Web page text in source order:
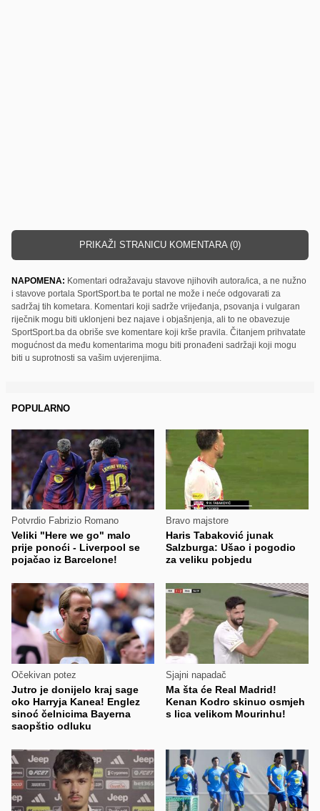
PRIKAŽI STRANICU KOMENTARA (0)
NAPOMENA: Komentari odražavaju stavove njihovih autora/ica, a ne nužno
i stavove portala SportSport.ba te portal ne može i neće odgovarati za
sadržaj tih kometara. Komentari koji sadrže vrijeđanja, psovanja i vulgaran
riječnik mogu biti uklonjeni bez najave i objašnjenja, ali to ne obavezuje
SportSport.ba da obriše sve komentare koji krše pravila. Čitanjem prihvatate
mogućnost da među komentarima mogu biti pronađeni sadržaji koji mogu
biti u suprotnosti sa vašim uvjerenjima.
POPULARNO
Potvrdio Fabrizio Romano
Veliki "Here we go" malo
prije ponoći - Liverpool se
pojačao iz Barcelone!
Bravo majstore
Haris Tabaković junak
Salzburga: Ušao i pogodio
za veliku pobjedu
Očekivan potez
Jutro je donijelo kraj sage
oko Harryja Kanea! Englez
sinoć čelnicima Bayerna
saopštio odluku
Sjajni napadač
Ma šta će Real Madrid!
Kenan Kodro skinuo osmjeh
s lica velikom Mourinhu!